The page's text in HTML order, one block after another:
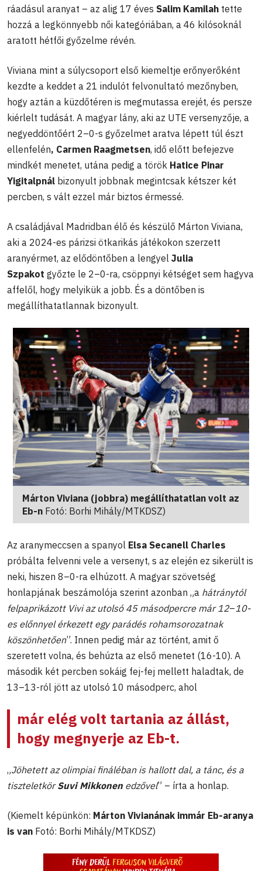
ráadásul aranyat – az alig 17 éves Salim Kamilah tette
hozzá a legkönnyebb női kategóriában, a 46 kilósoknál
aratott hétfői győzelme révén.
Viviana mint a súlycsoport első kiemeltje erőnyerőként
kezdte a keddet a 21 indulót felvonultató mezőnyben,
hogy aztán a küzdőtéren is megmutassa erejét, és persze
kiérlelt tudását. A magyar lány, aki az UTE versenyzője, a
negyeddöntőért 2–0-s győzelmet aratva lépett túl észt
ellenfelén, Carmen Raagmetsen, idő előtt befejezve
mindkét menetet, utána pedig a török Hatice Pinar
Yigitalpnál bizonyult jobbnak megintcsak kétszer két
percben, s vált ezzel már biztos érmessé.
A családjával Madridban élő és készülő Márton Viviana,
aki a 2024-es párizsi ötkarikás játékokon szerzett
aranyérmet, az elődöntőben a lengyel Julia
Szpakot győzte le 2–0-ra, csöppnyi kétséget sem hagyva
affelől, hogy melyikük a jobb. És a döntőben is
megállíthatatlannak bizonyult.
Márton Viviana (jobbra) megállíthatatlan volt az
Eb-n Fotó: Borhi Mihály/MTKDSZ)
Az aranymeccsen a spanyol Elsa Secanell Charles
próbálta felvenni vele a versenyt, s az elején ez sikerült is
neki, hiszen 8–0-ra elhúzott. A magyar szövetség
honlapjának beszámolója szerint azonban „a hátránytól
felpaprikázott Vivi az utolsó 45 másodpercre már 12–10-
es előnnyel érkezett egy parádés rohamsorozatnak
köszönhetően”. Innen pedig már az történt, amit ő
szeretett volna, és behúzta az első menetet (16-10). A
második két percben sokáig fej-fej mellett haladtak, de
13–13-ról jött az utolsó 10 másodperc, ahol
már elég volt tartania az állást,
hogy megnyerje az Eb-t.
„Jöhetett az olimpiai fináléban is hallott dal, a tánc, és a
tiszteletkörSuvi Mikkonen edzővel” – írta a honlap.
(Kiemelt képünkön: Márton Vivianának immár Eb-aranya
is van Fotó: Borhi Mihály/MTKDSZ)